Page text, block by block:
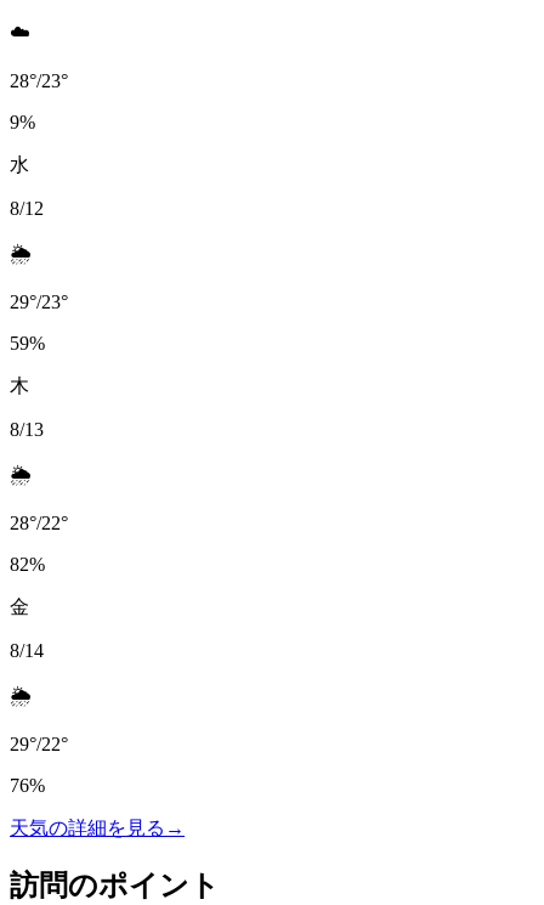
☁️
28°/23°
9%
水
8/12
🌦️
29°/23°
59%
木
8/13
🌦️
28°/22°
82%
金
8/14
🌦️
29°/22°
76%
天気の詳細を見る →
訪問のポイント